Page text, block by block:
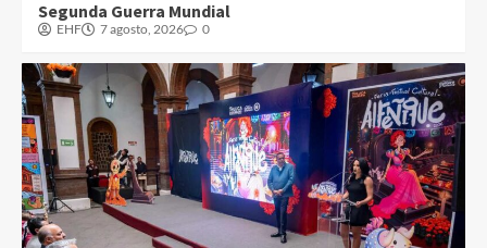
Segunda Guerra Mundial
EHF 7 agosto, 2026 0